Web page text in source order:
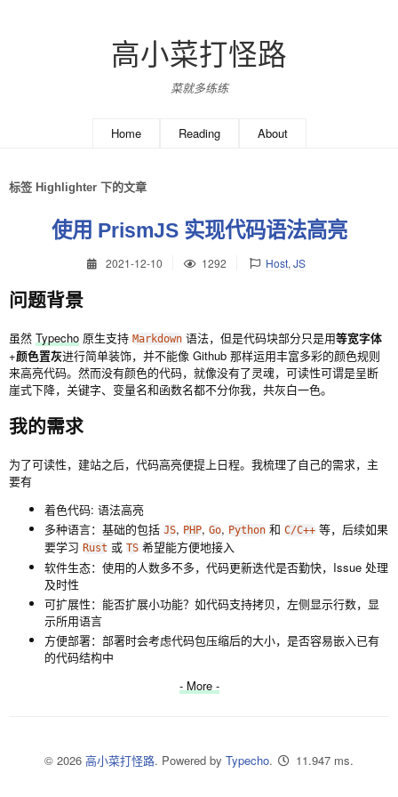
高小菜打怪路
菜就多练练
Home Reading About
标签 Highlighter 下的文章
使用 PrismJS 实现代码语法高亮
2021-12-10 1292 Host,JS
问题背景
虽然 Typecho 原生支持 Markdown 语法，但是代码块部分只是用等宽字体
+颜色置灰进行简单装饰，并不能像 Github 那样运用丰富多彩的颜色规则
来高亮代码。然而没有颜色的代码，就像没有了灵魂，可读性可谓是呈断
崖式下降，关键字、变量名和函数名都不分你我，共灰白一色。
我的需求
为了可读性，建站之后，代码高亮便提上日程。我梳理了自己的需求，主
要有
着色代码: 语法高亮
多种语言：基础的包括 JS, PHP, Go, Python 和 C/C++ 等，后续如果
要学习 Rust 或 TS 希望能方便地接入
软件生态：使用的人数多不多，代码更新迭代是否勤快，Issue 处理
及时性
可扩展性：能否扩展小功能？如代码支持拷贝，左侧显示行数，显
示所用语言
方便部署：部署时会考虑代码包压缩后的大小，是否容易嵌入已有
的代码结构中
- More -
© 2026高小菜打怪路. Powered byTypecho. 11.947 ms.